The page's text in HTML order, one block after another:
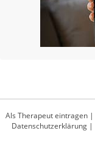
Als Therapeut eintragen |
Datenschutzerklärung|